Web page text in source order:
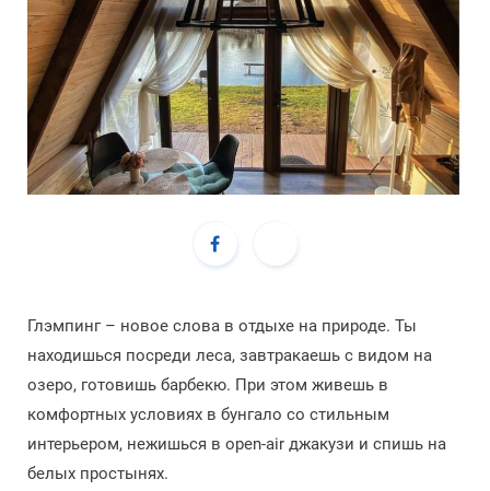
Глэмпинг – новое слова в отдыхе на природе. Ты
находишься посреди леса, завтракаешь с видом на
озеро, готовишь барбекю. При этом живешь в
комфортных условиях в бунгало со стильным
интерьером, нежишься в open-air джакузи и спишь на
белых простынях.